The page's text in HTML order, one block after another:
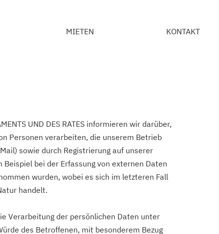
MIETEN KONTAKT
UND DES RATES informieren wir darüber,
Personen verarbeiten, die unserem Betrieb
sowie durch Registrierung auf unserer
bei der Erfassung von externen Daten
wurden, wobei es sich im letzteren Fall
handelt.
Verarbeitung der persönlichen Daten unter
des Betroffenen, mit besonderem Bezug